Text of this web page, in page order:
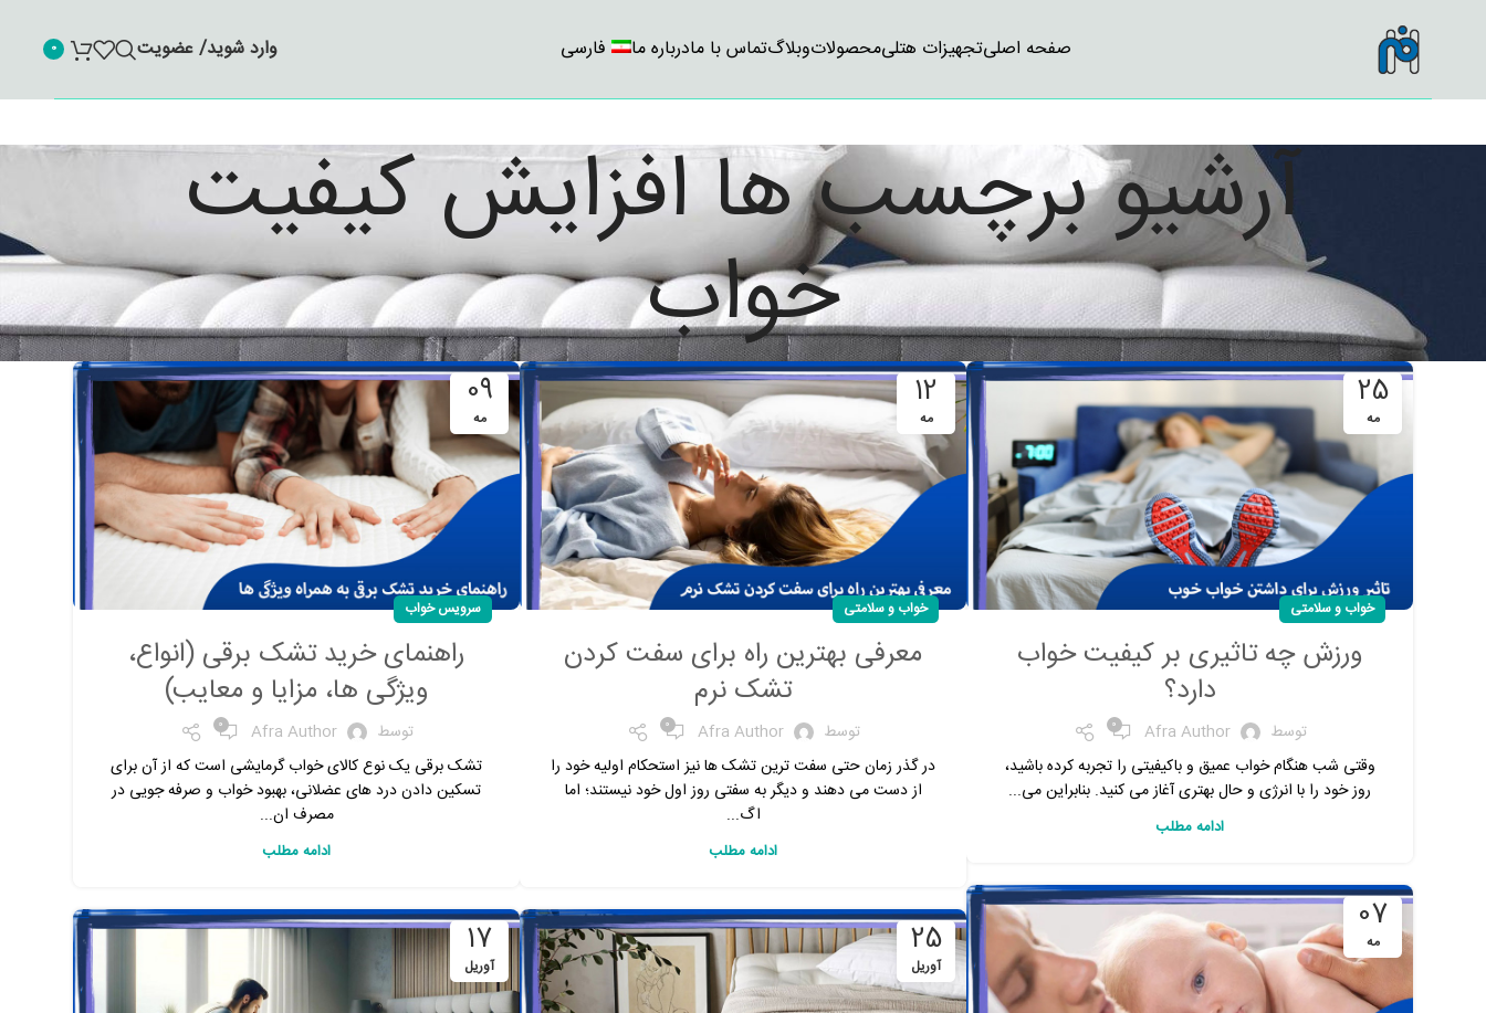
صفحه اصلیتجهیزات هتلیمحصولاتوبلاگتماس با مادرباره ما فارسی وارد شوید/ عضویت 0
آرشیو برچسب ها افزایش کیفیت
خواب
25
مه
خواب و سلامتی
ورزش چه تاثیری بر کیفیت خواب
دارد؟
توسط Afra Author
0
وقتی شب هنگام خواب عمیق و باکیفیتی را تجربه کرده باشید،
روز خود را با انرژی و حال بهتری آغاز می کنید. بنابراین می...
ادامه مطلب
12
مه
خواب و سلامتی
معرفی بهترین راه برای سفت کردن
تشک نرم
توسط Afra Author
0
در گذر زمان حتی سفت ترین تشک ها نیز استحکام اولیه خود را
از دست می دهند و دیگر به سفتی روز اول خود نیستند؛ اما
اگ...
ادامه مطلب
09
مه
سرویس خواب
راهنمای خرید تشک برقی (انواع،
ویژگی ها، مزایا و معایب)
توسط Afra Author
0
تشک برقی یک نوع کالای خواب گرمایشی است که از آن برای
تسکین دادن درد های عضلانی، بهبود خواب و صرفه جویی در
مصرف ان...
ادامه مطلب
07
مه 25
آوریل
17
آوریل